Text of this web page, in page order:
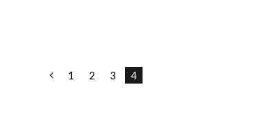
1 2 3 4